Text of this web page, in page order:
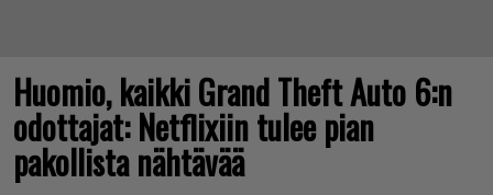
Huomio, kaikki Grand Theft Auto 6:n
odottajat: Netflixiin tulee pian
pakollista nähtävää